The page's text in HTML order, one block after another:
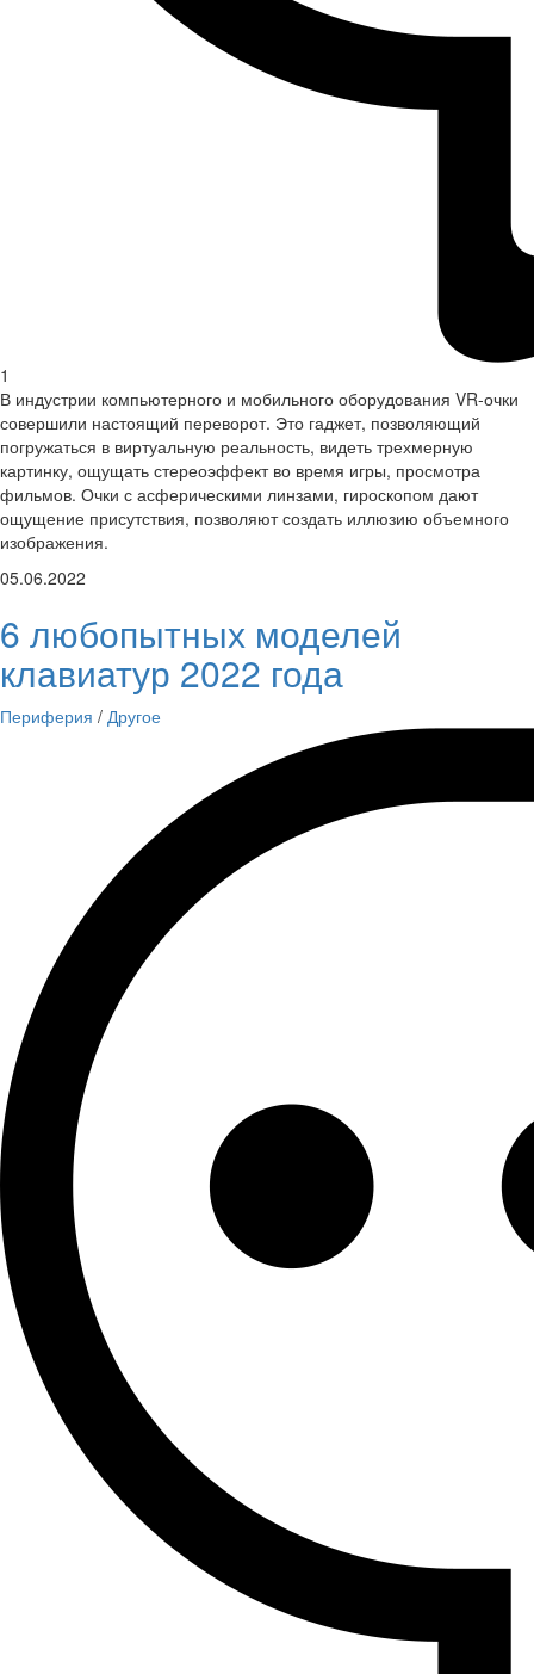
1
В индустрии компьютерного и мобильного оборудования VR-очки
совершили настоящий переворот. Это гаджет, позволяющий
погружаться в виртуальную реальность, видеть трехмерную
картинку, ощущать стереоэффект во время игры, просмотра
фильмов. Очки с асферическими линзами, гироскопом дают
ощущение присутствия, позволяют создать иллюзию объемного
изображения.
05.06.2022
6 любопытных моделей
клавиатур 2022 года
Периферия / Другое